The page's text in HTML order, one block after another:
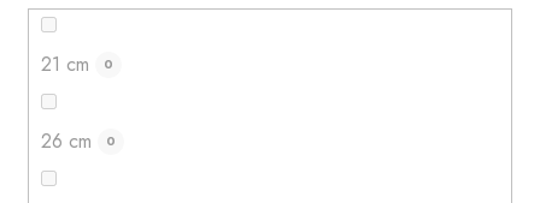
21 cm 0
26 cm 0